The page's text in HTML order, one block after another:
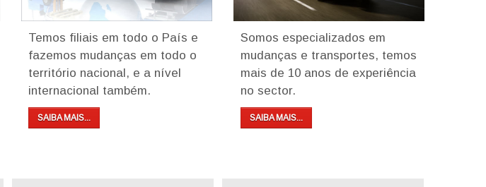
Temos filiais em todo o País e
fazemos mudanças em todo o
território nacional, e a nível
internacional também.
SAIBA MAIS...
Somos especializados em
mudanças e transportes, temos
mais de 10 anos de experiência
no sector.
SAIBA MAIS...